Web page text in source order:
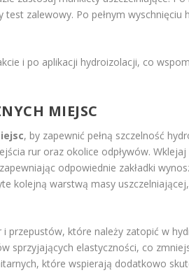
zalewowy. Po pełnym wyschnięciu
i po aplikacji hydroizolacji, co
MIEJSC
, by zapewnić pełną szczelność
rur oraz okolice odpływów.
odpowiednie zakładki
kolejną warstwą masy
i przepustów, które należy zatopić w
sprzyjających elastyczności, co
które wspierają dodatkowo